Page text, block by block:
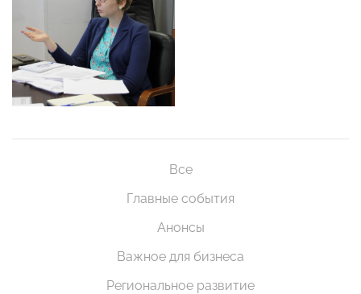
Все
Главные события
Анонсы
Важное для бизнеса
Региональное развитие